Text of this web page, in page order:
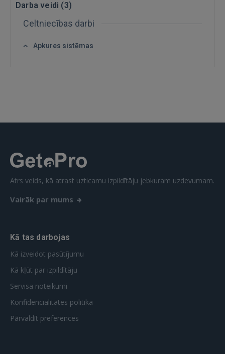
IENĀKT
Aizmirsāt paroli?
Vēl neesat reģistrējies?
REĢISTRĀCIJA
Darba veidi (3)
Celtniecības darbi
Apkures sistēmas
Ātrs veids, kā atrast uzticamu izpildītāju jebkuram uzdevumam.
Vairāk par mums
Kā tas darbojas
Kā izveidot pasūtījumu
Kā kļūt par izpildītāju
Servisa noteikumi
Konfidencialitātes politika
Pārvaldīt preferences